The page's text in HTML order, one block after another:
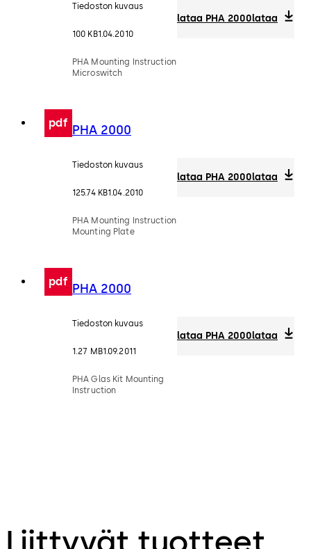
Tiedoston kuvaus
100 KB1.04.2010
PHA Mounting Instruction
Microswitch
lataa PHA 2000lataa
pdf PHA 2000
Tiedoston kuvaus
125.74 KB1.04.2010
PHA Mounting Instruction
Mounting Plate
lataa PHA 2000lataa
pdf PHA 2000
Tiedoston kuvaus
1.27 MB1.09.2011
PHA Glas Kit Mounting
Instruction
lataa PHA 2000lataa
Liittyvät tuotteet